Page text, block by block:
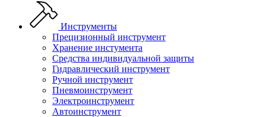
Инструменты
Прецизионный инструмент
Хранение инстумента
Средства индивидуальной защиты
Гидравлический инструмент
Ручной инструмент
Пневмоинструмент
Электроинструмент
Автоинструмент